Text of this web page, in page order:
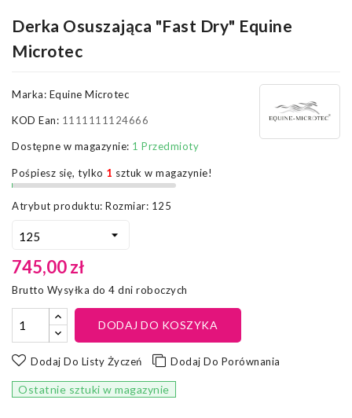
Derka Osuszająca "Fast Dry" Equine
Microtec
Marka: Equine Microtec
KOD Ean: 1111111124666
Dostępne w magazynie: 1 Przedmioty
Pośpiesz się, tylko 1 sztuk w magazynie!
Atrybut produktu: Rozmiar: 125
745,00 zł
Brutto Wysyłka do 4 dni roboczych
DODAJ DO KOSZYKA
Dodaj Do Listy Życzeń Dodaj Do Porównania
Ostatnie sztuki w magazynie